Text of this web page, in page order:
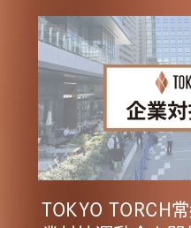
TOKYO TORCH